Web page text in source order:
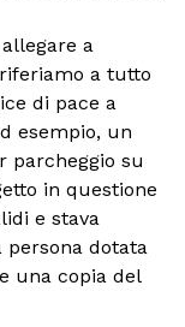
a
a tutto
di pace a
esempio, un
parcheggio su
in questione
e stava
persona dotata
una copia del